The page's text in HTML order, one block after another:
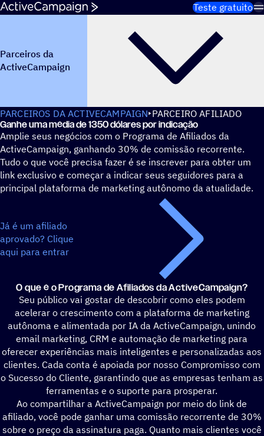
Pular para o conteúdo Teste gratuito
Parceiros da
ActiveCampaign
PARCEIROS DA ACTIVECAMPAIGN PARCEIRO AFILIADO
Ganhe uma média de 1350 dólares por indicação
Amplie seus negócios com o Programa de Afiliados da
ActiveCampaign, ganhando 30% de comissão recorrente.
Tudo o que você precisa fazer é se inscrever para obter um
link exclusivo e começar a indicar seus seguidores para a
principal plataforma de marketing autônomo da atualidade.
Já é um afiliado
aprovado? Clique
aqui para entrar
O que é o Programa de Afiliados da ActiveCampaign?
Seu público vai gostar de descobrir como eles podem
acelerar o crescimento com a plataforma de marketing
autônoma e alimentada por IA da ActiveCampaign, unindo
email marketing, CRM e automação de marketing para
oferecer experiências mais inteligentes e personalizadas aos
clientes. Cada conta é apoiada por nosso Compromisso com
o Sucesso do Cliente, garantindo que as empresas tenham as
ferramentas e o suporte para prosperar.
Ao compartilhar a ActiveCampaign por meio do link de
afiliado, você pode ganhar uma comissão recorrente de 30%
sobre o preço da assinatura paga. Quanto mais clientes você